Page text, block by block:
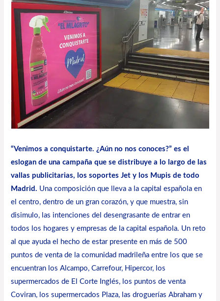
“Venimos a conquistarte. ¿Aún no nos conoces?” es el
eslogan de una campaña que se distribuye a lo largo de las
vallas publicitarias, los soportes Jet y los Mupis de todo
Madrid. Una composición que lleva a la capital española en
el centro, dentro de un gran corazón, y que muestra, sin
disimulo, las intenciones del desengrasante de entrar en
todos los hogares y empresas de la capital española. Un reto
al que ayuda el hecho de estar presente en más de 500
puntos de venta de la comunidad madrileña entre los que se
encuentran los Alcampo, Carrefour, Hipercor, los
supermercados de El Corte Inglés, los puntos de venta
Coviran, los supermercados Plaza, las droguerías Abraham y